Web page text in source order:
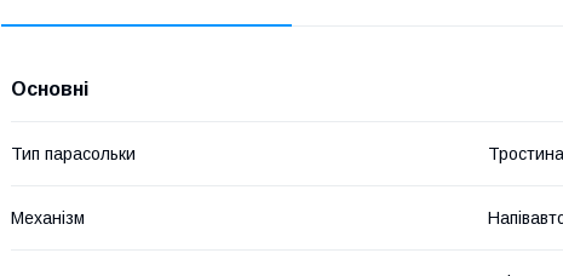
Основні
Тип парасольки Тростина
Механізм